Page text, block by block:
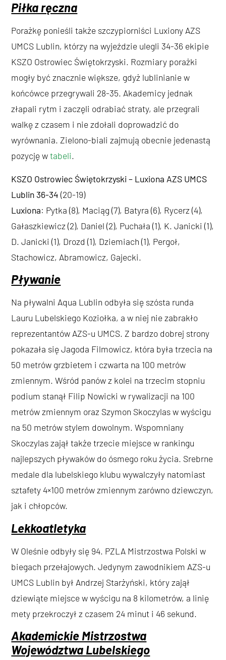
Piłka ręczna
Porażkę ponieśli także szczypiorniści Luxiony AZS
UMCS Lublin, którzy na wyjeździe ulegli 34-36 ekipie
KSZO Ostrowiec Świętokrzyski. Rozmiary porażki
mogły być znacznie większe, gdyż lublinianie w
końcówce przegrywali 28-35. Akademicy jednak
złapali rytm i zaczęli odrabiać straty, ale przegrali
walkę z czasem i nie zdołali doprowadzić do
wyrównania. Zielono-biali zajmują obecnie jedenastą
pozycję wtabeli.
KSZO Ostrowiec Świętokrzyski – Luxiona AZS UMCS
Lublin 36-34(20-19)
Luxiona: Pytka (8), Maciąg (7), Batyra (6), Rycerz (4),
Gałaszkiewicz (2), Daniel (2), Puchała (1), K. Janicki (1),
D. Janicki (1), Drozd (1), Dziemiach (1), Pergoł,
Stachowicz, Abramowicz, Gajecki.
Pływanie
Na pływalni Aqua Lublin odbyła się szósta runda
Lauru Lubelskiego Koziołka, a w niej nie zabrakło
reprezentantów AZS-u UMCS. Z bardzo dobrej strony
pokazała się Jagoda Filmowicz, która była trzecia na
50 metrów grzbietem i czwarta na 100 metrów
zmiennym. Wśród panów z kolei na trzecim stopniu
podium stanął Filip Nowicki w rywalizacji na 100
metrów zmiennym oraz Szymon Skoczylas w wyścigu
na 50 metrów stylem dowolnym. Wspomniany
Skoczylas zajął także trzecie miejsce w rankingu
najlepszych pływaków do ósmego roku życia. Srebrne
medale dla lubelskiego klubu wywalczyły natomiast
sztafety 4×100 metrów zmiennym zarówno dziewczyn,
jak i chłopców.
Lekkoatletyka
W Oleśnie odbyły się 94. PZLA Mistrzostwa Polski w
biegach przełajowych. Jedynym zawodnikiem AZS-u
UMCS Lublin był Andrzej Starżyński, który zajął
dziewiąte miejsce w wyścigu na 8 kilometrów, a linię
mety przekroczył z czasem 24 minut i 46 sekund.
Akademickie Mistrzostwa
Województwa Lubelskiego